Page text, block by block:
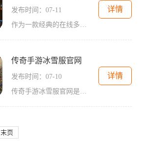
发布时间：07-11
作为一款经典的在线多人角色扮演游戏，《传奇》系列一直以来都备受玩家的喜爱。为了不断满足玩家的期待和追求更好的游戏体验，《传奇》手游在2021年面世了全新的版本。这个版本
详情
传奇手游冰雪服官网
发布时间：07-10
传奇手游冰雪服官网是一款备受玩家热爱的传奇手游。作为一款经典的传奇游戏，传奇手游冰雪服官网凭借其精妙的游戏玩法和绚丽的游戏画面，吸引了众多玩家的关注和喜爱。传奇手
详情
末页